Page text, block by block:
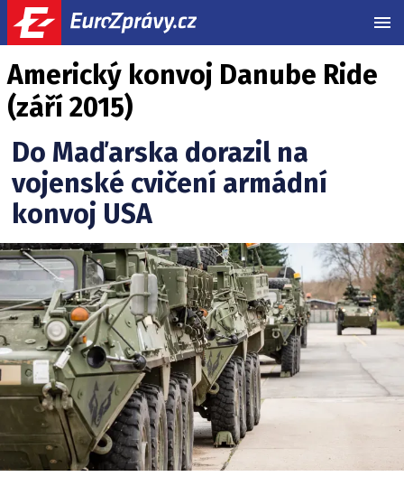
Americký konvoj Danube Ride
(září 2015)
Do Maďarska dorazil na
vojenské cvičení armádní
konvoj USA